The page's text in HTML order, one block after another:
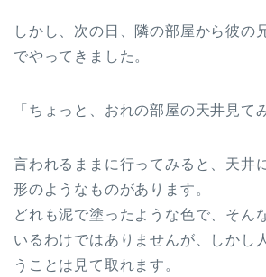
しかし、次の日、隣の部屋から彼の
でやってきました。
「ちょっと、おれの部屋の天井見て
言われるままに行ってみると、天井
形のようなものがあります。
どれも泥で塗ったような色で、そん
いるわけではありませんが、しかし
うことは見て取れます。